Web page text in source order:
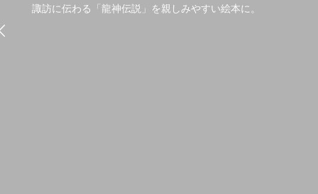
諏訪に伝わる「龍神伝説」を親しみやすい絵本に。